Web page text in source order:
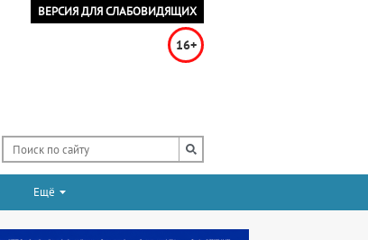
ВЕРСИЯ ДЛЯ СЛАБОВИДЯЩИХ
16+
Ещё